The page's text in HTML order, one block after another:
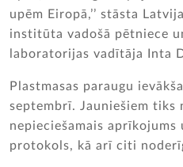
upēm Eiropā,’’ stāsta
institūta vadošā pētniece
laboratorijas vadītāja Inta
Plastmasas paraugu
septembrī. Jauniešiem tiks
nepieciešamais aprīkojums
protokols, kā arī citi